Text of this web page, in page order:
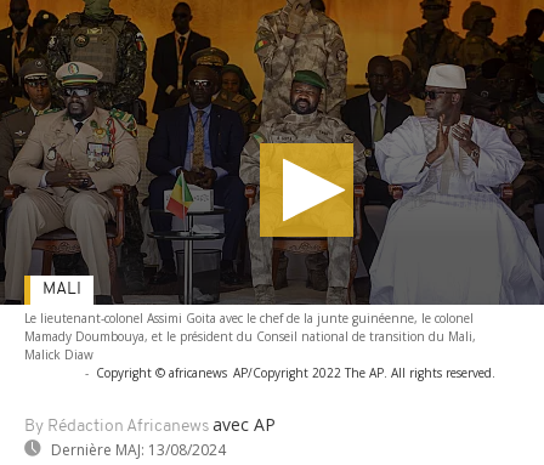
Le lieutenant-colonel Assimi Goita avec le chef de la junte guinéenne, le colonel
Mamady Doumbouya, et le président du Conseil national de transition du Mali,
Malick Diaw
- Copyright © africanews AP/Copyright 2022 The AP. All rights reserved.
By Rédaction Africanews avec AP
Dernière MAJ: 13/08/2024
MALI